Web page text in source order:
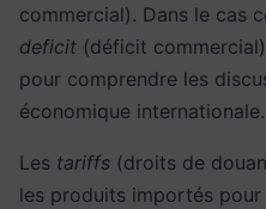
commercial). Dans le cas
deficit (déficit
pour comprendre les
économique internationale.
Les tariffs (droits de
les produits importés